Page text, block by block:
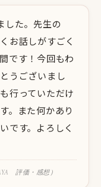
した。先生の
お話しがすごく
です！今回もわ
うございまし
行っていただけ
。また何かあり
です。よろしく
評価・感想）